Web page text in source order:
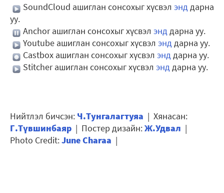
SoundCloud ашиглан сонсохыг хүсвэл энддарна
уу.
Anchor ашиглан сонсохыг хүсвэл энддарна уу.
Youtube ашиглан сонсохыг хүсвэл энддарна уу.
Castbox ашиглан сонсохыг хүсвэл энддарна уу.
Stitcher ашиглан сонсохыг хүсвэл энддарна уу.
Нийтлэл бичсэн: Ч.Тунгалагтуяа | Хянасан:
Г.Түвшинбаяр | Постер дизайн:Ж.Удвал |
Photo Credit:June Charaa |